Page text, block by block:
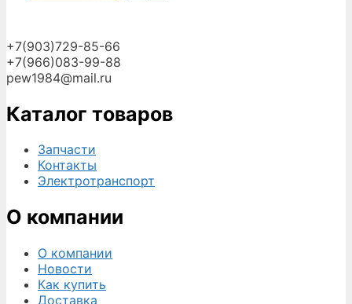
+7(903)729-85-66
+7(966)083-99-88
pew1984@mail.ru
Каталог товаров
Запчасти
Контакты
Электротранспорт
О компании
О компании
Новости
Как купить
Доставка